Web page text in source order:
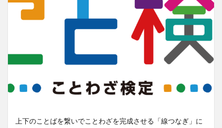
上下のことばを繋いでことわざを完成させる「線つなぎ」に